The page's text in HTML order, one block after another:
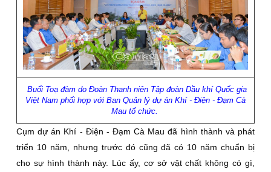
Buổi Toạ đàm do Đoàn Thanh niên Tập đoàn Dầu khí Quốc gia
Việt Nam phối hợp với Ban Quản lý dự án Khí - Điện - Đạm Cà
Mau tổ chức.
Cụm dự án Khí - Điện - Đạm Cà Mau đã hình thành và phát
triển 10 năm, nhưng trước đó cũng đã có 10 năm chuẩn bị
cho sự hình thành này. Lúc ấy, cơ sở vật chất không có gì,